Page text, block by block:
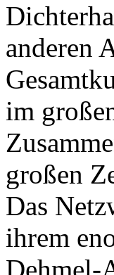
anderen
im
großen
Das
ihrem